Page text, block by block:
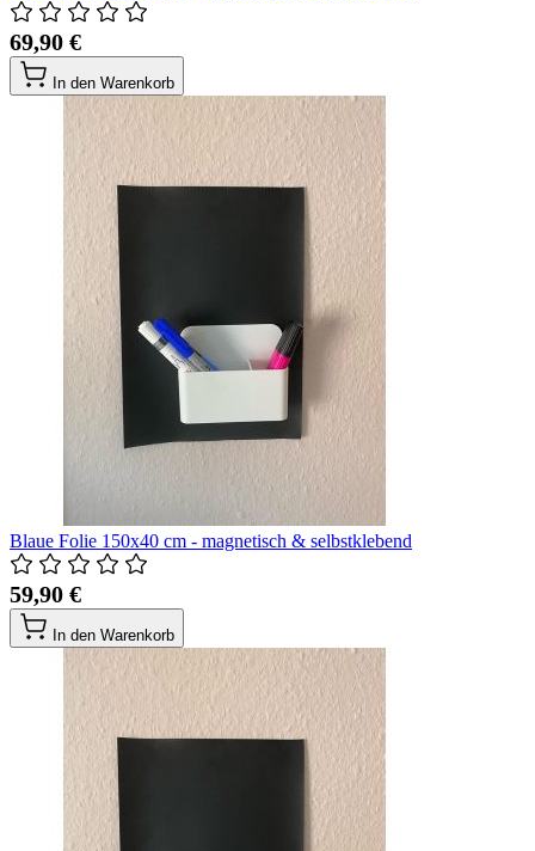
69,90 €
In den Warenkorb
Blaue Folie 150x40 cm - magnetisch & selbstklebend
59,90 €
In den Warenkorb